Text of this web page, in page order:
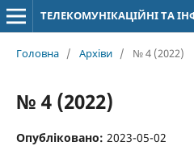
ТЕЛЕКОМУНІКАЦІЙНІ ТА
Головна / Архіви / № 4 (2022)
№ 4 (2022)
Опубліковано: 2023-05-02